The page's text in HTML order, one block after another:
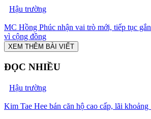
Hậu trường
MC Hồng Phúc nhận vai trò mới, tiếp tục
vì cộng đồng
XEM THÊM BÀI VIẾT
ĐỌC NHIỀU
Hậu trường
Kim Tae Hee bán căn hộ cao cấp, lãi